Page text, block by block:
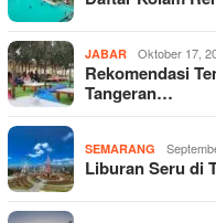
JABAR Oktober 17,
Rekomendasi
Tangeran…
SEMARANG
Liburan Seru di